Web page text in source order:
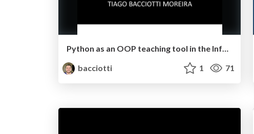
Python as an OOP teaching tool in the Information Systems course at the State University of Minas Gerais (Brazil)
bacciotti
1 71